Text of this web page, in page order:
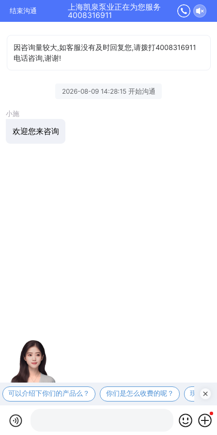
结束沟通
上海凯泉泵业正在为您服务
4008316911
因咨询量较大,如客服没有及时回复您,请拨打4008316911
电话咨询,谢谢!
2026-08-09 14:28:15 开始沟通
小施
欢迎您来咨询
可以介绍下你们的产品么？ 你们是怎么收费的呢？ 现在有